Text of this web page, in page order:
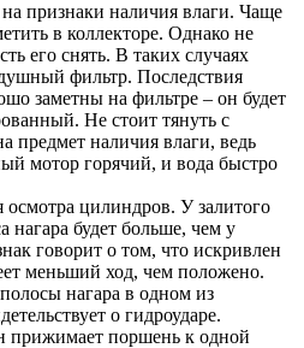
признаки наличия влаги. Чаще
в коллекторе. Однако не
его снять. В таких случаях
фильтр. Последствия
заметны на фильтре – он будет
Не стоит тянуть с
предмет наличия влаги, ведь
мотор горячий, и вода быстро
цилиндров. У залитого
нагара будет больше, чем у
говорит о том, что искривлен
меньший ход, чем положено.
нагара в одном из
о гидроударе.
прижимает поршень к одной